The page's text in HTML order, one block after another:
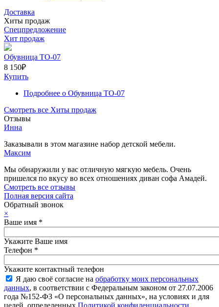
Доставка
Хиты продаж
Спецпредложение
Хит продаж
Обувница ТО-07
8 150₽
Купить
Подробнее о Обувница ТО-07
Смотреть все Хиты продаж
Отзывы
Инна
Заказывали в этом магазине набор детской мебели.
Максим
Мы обнаружили у вас отличную мягкую мебель. Очень
пришелся по вкусу во всех отношениях диван софа Амадей.
Смотреть все отзывы
Полная версия сайта
Обратный звонок
×
Ваше имя *
Укажите Ваше имя
Телефон *
Укажите контактный телефон
Я даю своё согласие на обработку моих персональных
данных, в соответствии с Федеральным законом от 27.07.2006
года №152-ФЗ «О персональных данных», на условиях и для
целей, определенных Политикой конфиденциальности